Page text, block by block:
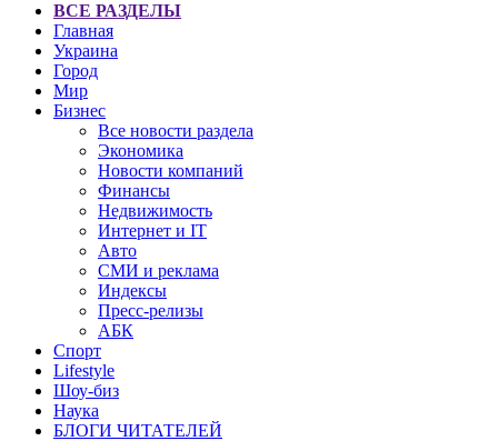
ВСЕ РАЗДЕЛЫ
Главная
Украина
Город
Мир
Бизнес
Все новости раздела
Экономика
Новости компаний
Финансы
Недвижимость
Интернет и IT
Авто
СМИ и реклама
Индексы
Пресс-релизы
АБК
Спорт
Lifestyle
Шоу-биз
Наука
БЛОГИ ЧИТАТЕЛЕЙ